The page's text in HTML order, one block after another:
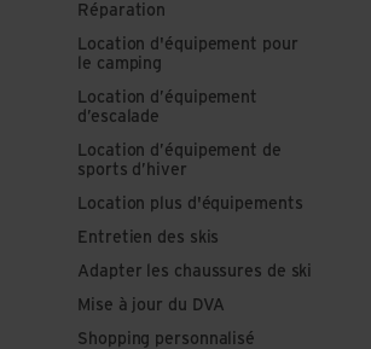
Réparation
Location d'équipement pour
le camping
Location d’équipement
d’escalade
Location d’équipement de
sports d’hiver
Location plus d'équipements
Entretien des skis
Adapter les chaussures de ski
Mise à jour du DVA
Shopping personnalisé